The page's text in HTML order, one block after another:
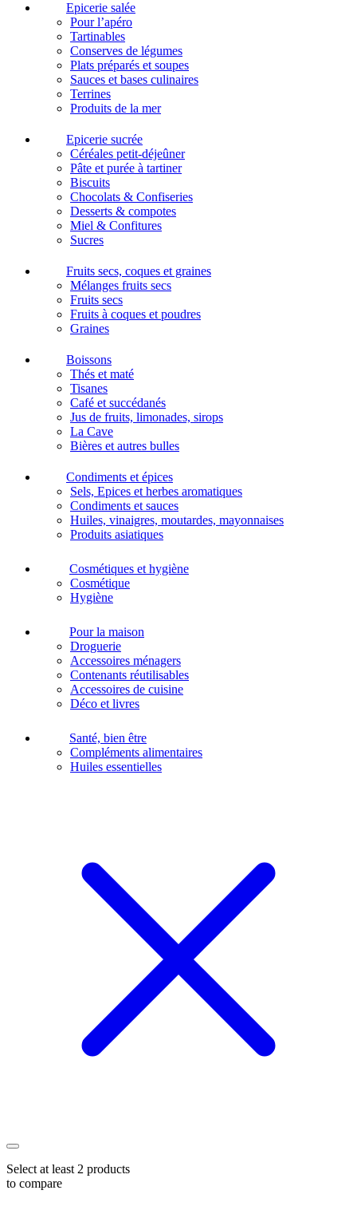
Epicerie salée
Pour l’apéro
Tartinables
Conserves de légumes
Plats préparés et soupes
Sauces et bases culinaires
Terrines
Produits de la mer
Epicerie sucrée
Céréales petit-déjeûner
Pâte et purée à tartiner
Biscuits
Chocolats & Confiseries
Desserts & compotes
Miel & Confitures
Sucres
Fruits secs, coques et graines
Mélanges fruits secs
Fruits secs
Fruits à coques et poudres
Graines
Boissons
Thés et maté
Tisanes
Café et succédanés
Jus de fruits, limonades, sirops
La Cave
Bières et autres bulles
Condiments et épices
Sels, Epices et herbes aromatiques
Condiments et sauces
Huiles, vinaigres, moutardes, mayonnaises
Produits asiatiques
Cosmétiques et hygiène
Cosmétique
Hygiène
Pour la maison
Droguerie
Accessoires ménagers
Contenants réutilisables
Accessoires de cuisine
Déco et livres
Santé, bien être
Compléments alimentaires
Huiles essentielles
Select at least 2 products
to compare